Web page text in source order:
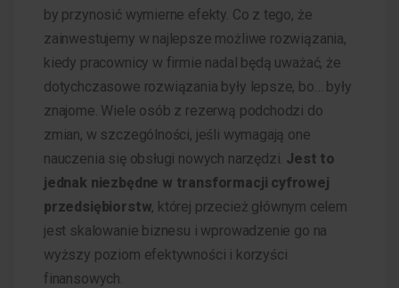
by przynosić wymierne efekty. Co z tego, że
zainwestujemy w najlepsze możliwe rozwiązania,
kiedy pracownicy w firmie nadal będą uważać, że
dotychczasowe rozwiązania były lepsze, bo… były
znajome. Wiele osób z rezerwą podchodzi do
zmian, w szczególności, jeśli wymagają one
nauczenia się obsługi nowych narzędzi. Jest to
jednak niezbędne w transformacji cyfrowej
przedsiębiorstw, której przecież głównym celem
jest skalowanie biznesu i wprowadzenie go na
wyższy poziom efektywności i korzyści
finansowych.